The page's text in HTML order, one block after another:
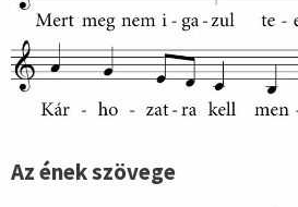
Az ének szövege